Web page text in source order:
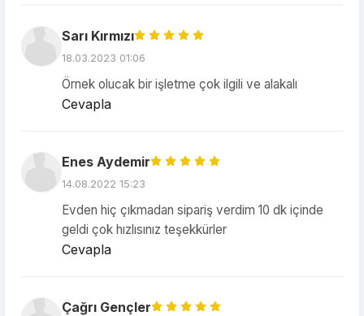
Sarı Kırmızı
18.03.2023 01:06
Örnek olucak bir işletme çok ilgili ve alakalı
Cevapla
Enes Aydemir
14.08.2022 15:23
Evden hiç çıkmadan sipariş verdim 10 dk içinde
geldi çok hızlısınız teşekkürler
Cevapla
Çağrı Gençler